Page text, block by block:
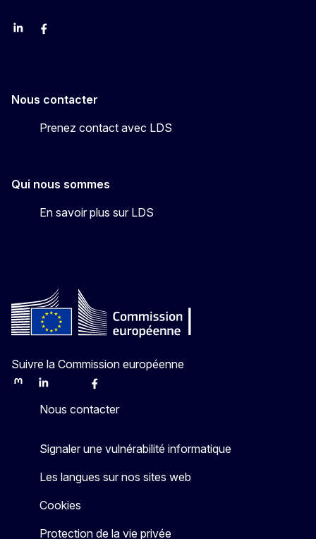
LinkedinFacebook
Nous contacter
Prenez contact avec LDS
Qui nous sommes
En savoir plus sur LDS
Suivre la Commission européenne
MastodonLinkedInBlueskyFacebook
Nous contacter
Signaler une vulnérabilité informatique
Les langues sur nos sites web
Cookies
Protection de la vie privée